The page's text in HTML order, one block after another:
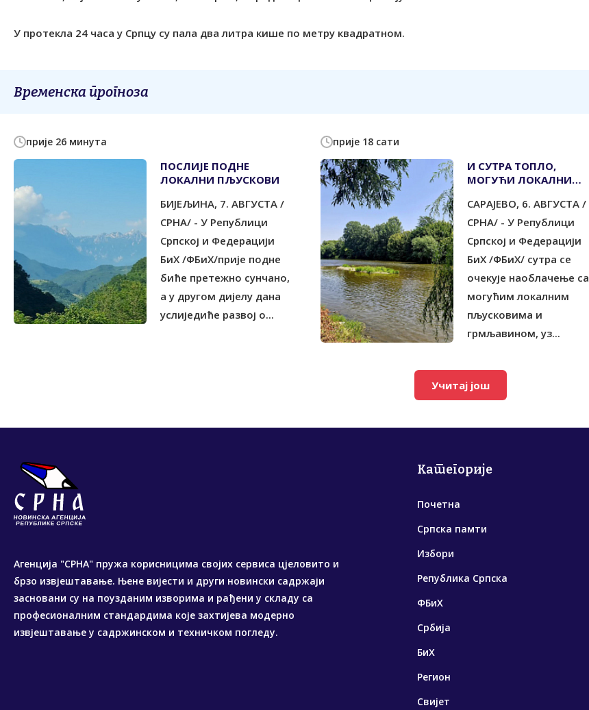
У протекла 24 часа у Српцу су пала два литра кише по метру квадратном.
Временска прогноза
прије 26 минута
ПОСЛИЈЕ ПОДНЕ
ЛОКАЛНИ ПЉУСКОВИ
БИЈЕЉИНА, 7. АВГУСТА /
СРНА/ - У Републици
Српској и Федерацији
БиХ /ФБиХ/прије подне
биће претежно сунчано,
а у другом дијелу дана
услиједиће развој о...
прије 18 сати
И СУТРА ТОПЛО,
МОГУЋИ ЛОКАЛНИ
САРАЈЕВО, 6. АВГУСТА /
СРНА/ - У Републици
Српској и Федерацији
БиХ /ФБиХ/ сутра се
очекује наоблачење са
могућим локалним
пљусковима и
грмљавином, уз...
Учитај још
Агенција "СРНА" пружа корисницима својих сервиса цјеловито и
брзо извјештавање. Њене вијести и други новински садржаји
засновани су на поузданим изворима и рађени у складу са
професионалним стандардима које захтијева модерно
извјештавање у садржинском и техничком погледу.
Категорије
Почетна
Српска памти
Избори
Република Српска
ФБиХ
Србија
БиХ
Регион
Свијет